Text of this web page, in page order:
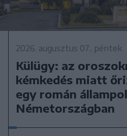
2026. augusztus 07., péntek
Külügy: az
kémkedés miatt
egy román
Németországban